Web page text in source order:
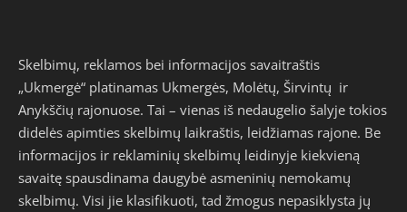
Skelbimų, reklamos bei informacijos savaitraštis
„Ukmergė“ platinamas Ukmergės, Molėtų, Širvintų ir
Anykščių rajonuose. Tai – vienas iš nedaugelio šalyje tokios
didelės apimties skelbimų laikraštis, leidžiamas rajone. Be
informacijos ir reklaminių skelbimų leidinyje kiekvieną
savaitę spausdinama daugybė asmeninių nemokamų
skelbimų. Visi jie klasifikuoti, tad žmogus nepasiklysta jų